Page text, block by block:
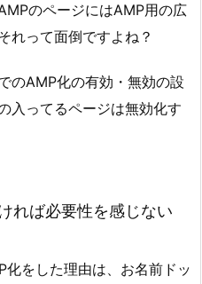
のページにはAMP用の広
れって面倒ですよね？
のAMP化の有効・無効の設
入ってるページは無効化す
れば必要性を感じない
をした理由は、お名前ドッ